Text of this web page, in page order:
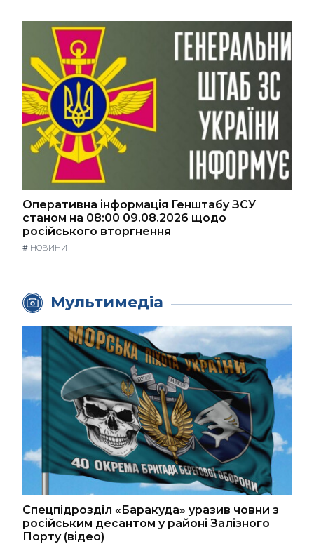
Оперативна інформація Генштабу ЗСУ
станом на 08:00 09.08.2026 щодо
російського вторгнення
# НОВИНИ
Мультимедіа
Спецпідрозділ «Баракуда» уразив човни з
російським десантом у районі Залізного
Порту (відео)